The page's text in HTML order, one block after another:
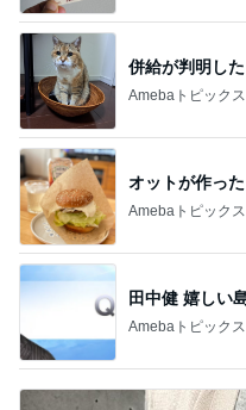
併給が判明し
Amebaトピックス
オットが作っ
Amebaトピックス
田中健 嬉しい
Amebaトピックス